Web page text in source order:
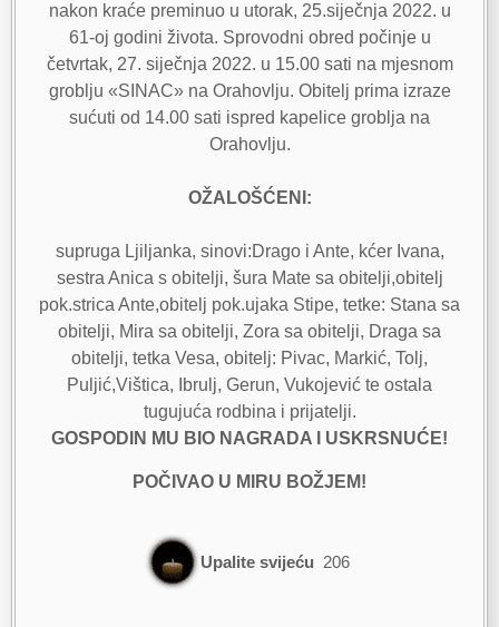
nakon kraće preminuo u utorak, 25.siječnja 2022. u
61-oj godini života. Sprovodni obred počinje u
četvrtak, 27. siječnja 2022. u 15.00 sati na mjesnom
groblju «SINAC» na Orahovlju. Obitelj prima izraze
sućuti od 14.00 sati ispred kapelice groblja na
Orahovlju.
OŽALOŠĆENI:
supruga Ljiljanka, sinovi:Drago i Ante, kćer Ivana,
sestra Anica s obitelji, šura Mate sa obitelji,obitelj
pok.strica Ante,obitelj pok.ujaka Stipe, tetke: Stana sa
obitelji, Mira sa obitelji, Zora sa obitelji, Draga sa
obitelji, tetka Vesa, obitelj: Pivac, Markić, Tolj,
Puljić,Vištica, Ibrulj, Gerun, Vukojević te ostala
tugujuća rodbina i prijatelji.
GOSPODIN MU BIO NAGRADA I USKRSNUĆE!
POČIVAO U MIRU BOŽJEM!
Upalite svijeću 206